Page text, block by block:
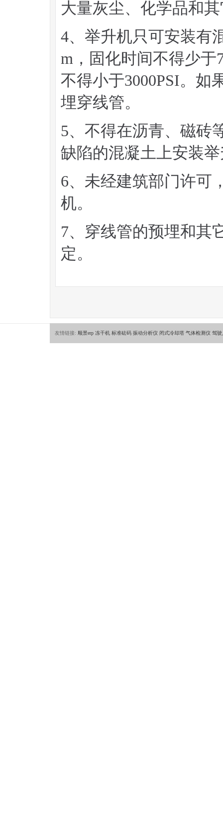
大量灰尘、化学品和
4、举升机只可安装有
m，固化时间不得少于
不得小于3000PSI。如
埋穿线管。
5、不得在沥青、磁砖
缺陷的混凝土上安装
6、未经建筑部门许可
机。
7、穿线管的预埋和其
定。
友情链接: 顺景erp 冻干机 标准砝码 振动分析仪 闭式冷却塔 气体检测仪 驾驶